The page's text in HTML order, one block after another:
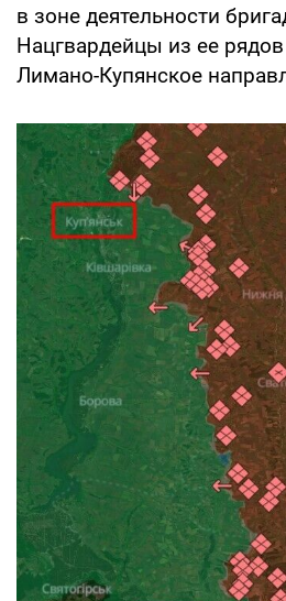
в зоне деятельности
Нацгвардейцы из ее
Лимано-Купянское